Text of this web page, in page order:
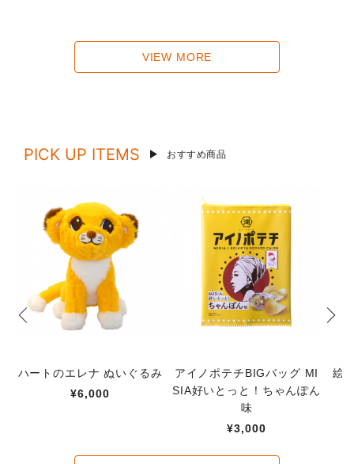
VIEW MORE
PICK UP ITEMS おすすめ商品
ハートのエレナ ぬいぐるみ
¥6,000
アイノポテチBIGバッグ MI
SIA好いとっと！ちゃんぽん
味
¥3,000
絵